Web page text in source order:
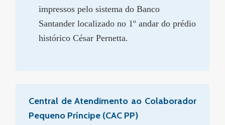
impressos pelo sistema do Banco
Santander localizado no 1º andar do prédio
histórico César Pernetta.
Central de Atendimento ao Colaborador
Pequeno Príncipe (CAC PP)